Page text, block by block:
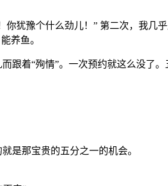
犹豫个什么劲儿！” 第二次，我几
养鱼。
跟着“殉情”。一次预约就这么没了
是那宝贵的五分之一的机会。